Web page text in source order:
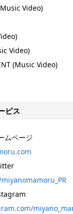
Video)
Video)
(Music Video)
ビス
ムページ